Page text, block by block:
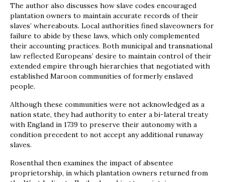
The author also discusses how slave codes encouraged
plantation owners to maintain accurate records of their
slaves’ whereabouts. Local authorities fined slaveowners for
failure to abide by these laws, which only complemented
their accounting practices. Both municipal and transnational
law reflected Europeans’ desire to maintain control of their
extended empire through hierarchies that negotiated with
established Maroon communities of formerly enslaved
people.
Although these communities were not acknowledged as a
nation state, they had authority to enter a bi-lateral treaty
with England in 1739 to preserve their autonomy with a
condition precedent to not accept any additional runaway
slaves.
Rosenthal then examines the impact of absentee
proprietorship, in which plantation owners returned from